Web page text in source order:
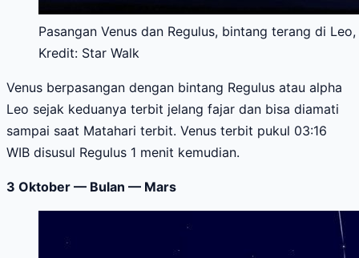
Pasangan Venus dan Regulus, bintang terang di
Kredit: Star Walk
Venus berpasangan dengan bintang Regulus atau alpha
Leo sejak keduanya terbit jelang fajar dan bisa diamati
sampai saat Matahari terbit. Venus terbit pukul 03:16
WIB disusul Regulus 1 menit kemudian.
3 Oktober — Bulan — Mars